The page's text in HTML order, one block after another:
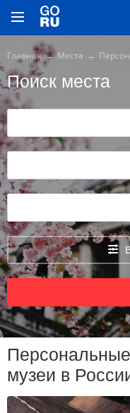
Главная Места
Поиск места
музеи в